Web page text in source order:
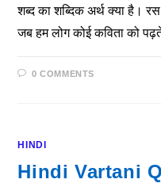
शब्द का शब्दिक अर्थ क्या है।
जब हम लोग कोई कविता को
0 COMMENTS
HINDI
Hindi Vartani